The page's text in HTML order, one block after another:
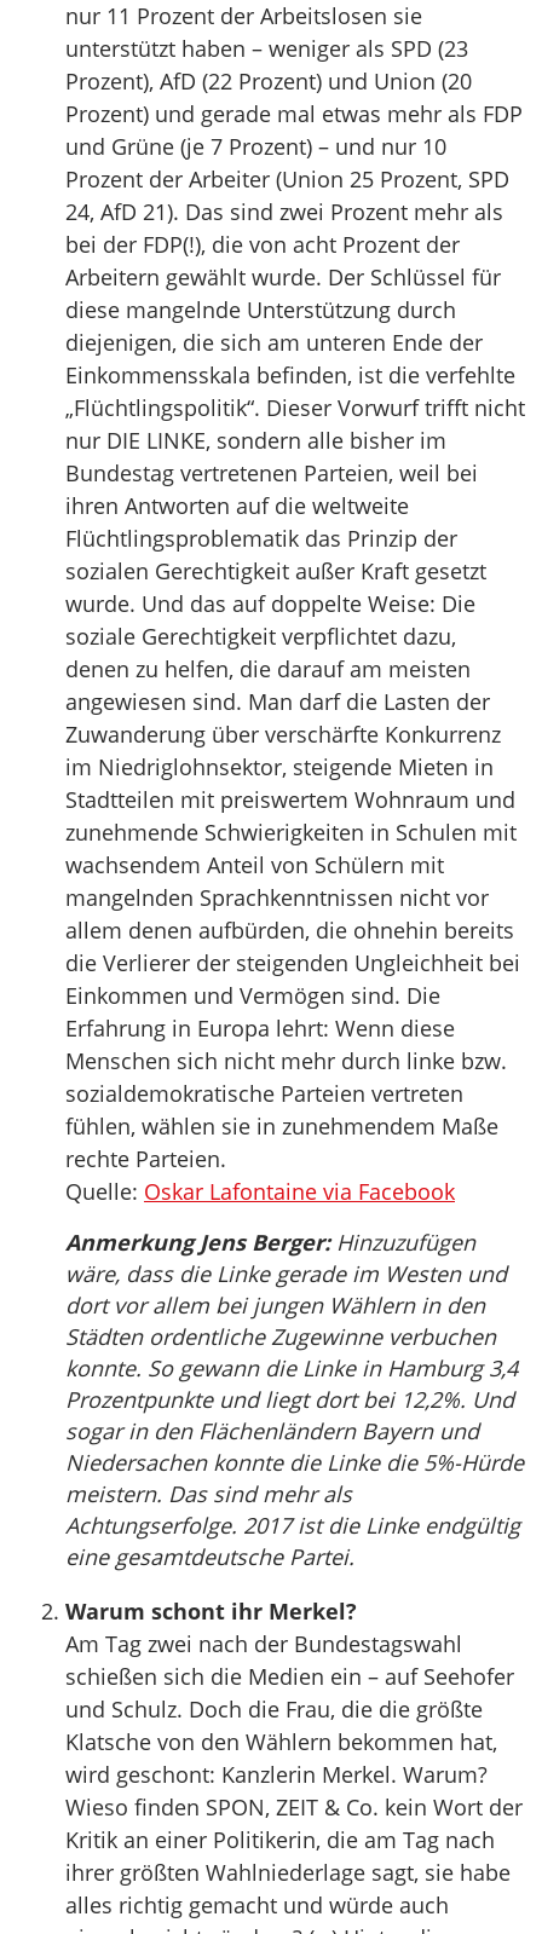
nur 11 Prozent der Arbeitslosen sie
unterstützt haben – weniger als SPD (23
Prozent), AfD (22 Prozent) und Union (20
Prozent) und gerade mal etwas mehr als FDP
und Grüne (je 7 Prozent) – und nur 10
Prozent der Arbeiter (Union 25 Prozent, SPD
24, AfD 21). Das sind zwei Prozent mehr als
bei der FDP(!), die von acht Prozent der
Arbeitern gewählt wurde. Der Schlüssel für
diese mangelnde Unterstützung durch
diejenigen, die sich am unteren Ende der
Einkommensskala befinden, ist die verfehlte
„Flüchtlingspolitik“. Dieser Vorwurf trifft nicht
nur DIE LINKE, sondern alle bisher im
Bundestag vertretenen Parteien, weil bei
ihren Antworten auf die weltweite
Flüchtlingsproblematik das Prinzip der
sozialen Gerechtigkeit außer Kraft gesetzt
wurde. Und das auf doppelte Weise: Die
soziale Gerechtigkeit verpflichtet dazu,
denen zu helfen, die darauf am meisten
angewiesen sind. Man darf die Lasten der
Zuwanderung über verschärfte Konkurrenz
im Niedriglohnsektor, steigende Mieten in
Stadtteilen mit preiswertem Wohnraum und
zunehmende Schwierigkeiten in Schulen mit
wachsendem Anteil von Schülern mit
mangelnden Sprachkenntnissen nicht vor
allem denen aufbürden, die ohnehin bereits
die Verlierer der steigenden Ungleichheit bei
Einkommen und Vermögen sind. Die
Erfahrung in Europa lehrt: Wenn diese
Menschen sich nicht mehr durch linke bzw.
sozialdemokratische Parteien vertreten
fühlen, wählen sie in zunehmendem Maße
rechte Parteien.
Quelle: Oskar Lafontaine via Facebook
Anmerkung Jens Berger:Hinzuzufügen
wäre, dass die Linke gerade im Westen und
dort vor allem bei jungen Wählern in den
Städten ordentliche Zugewinne verbuchen
konnte. So gewann die Linke in Hamburg 3,4
Prozentpunkte und liegt dort bei 12,2%. Und
sogar in den Flächenländern Bayern und
Niedersachen konnte die Linke die 5%-Hürde
meistern. Das sind mehr als
Achtungserfolge. 2017 ist die Linke endgültig
eine gesamtdeutsche Partei.
Warum schont ihr Merkel?
Am Tag zwei nach der Bundestagswahl
schießen sich die Medien ein – auf Seehofer
und Schulz. Doch die Frau, die die größte
Klatsche von den Wählern bekommen hat,
wird geschont: Kanzlerin Merkel. Warum?
Wieso finden SPON, ZEIT & Co. kein Wort der
Kritik an einer Politikerin, die am Tag nach
ihrer größten Wahlniederlage sagt, sie habe
alles richtig gemacht und würde auch